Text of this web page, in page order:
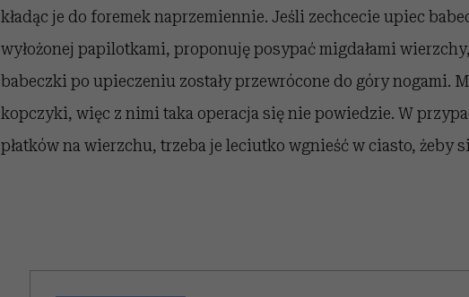
kładąc je do foremek naprzemiennie. Jeśli zechcecie upiec
wyłożonej papilotkami, proponuję posypać migdałami
babeczki po upieczeniu zostały przewrócone do góry nogami.
kopczyki, więc z nimi taka operacja się nie powiedzie. W
płatków na wierzchu, trzeba je leciutko wgnieść w ciasto, żeby